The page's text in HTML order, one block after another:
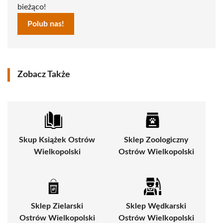
bieżąco!
Polub nas!
Zobacz Także
Skup Książek Ostrów
Wielkopolski
Sklep Zoologiczny
Ostrów Wielkopolski
Sklep Zielarski
Ostrów Wielkopolski
Sklep Wędkarski
Ostrów Wielkopolski